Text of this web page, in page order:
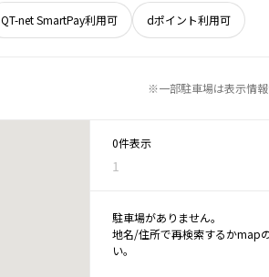
QT-net SmartPay利用可 dポイント利用可
※一部駐車場は表示情
0件表示
1
駐車場がありません。
地名/住所で再検索するかmap
い。